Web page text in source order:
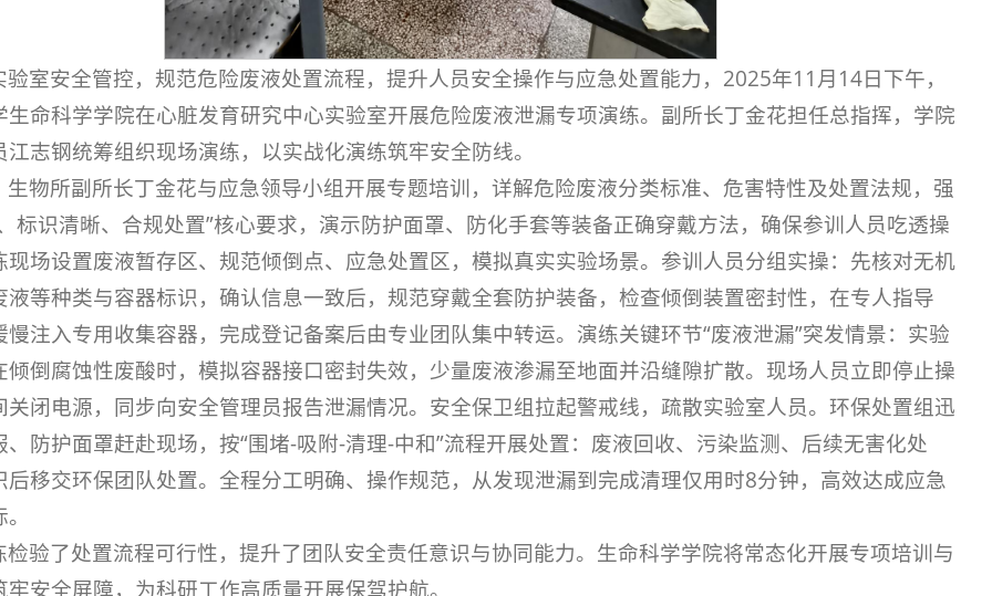
验室安全管控，规范危险废液处置流程，提升人员安全操作与应急处置能力，2025年11月14日下午，
生命科学学院在心脏发育研究中心实验室开展危险废液泄漏专项演练。副所长丁金花担任总指挥，学院
志钢统筹组织现场演练，以实战化演练筑牢安全防线。
生物所副所长丁金花与应急领导小组开展专题培训，详解危险废液分类标准、危害特性及处置法规，强
标识清晰、合规处置”核心要求，演示防护面罩、防化手套等装备正确穿戴方法，确保参训人员吃透操
现场设置废液暂存区、规范倾倒点、应急处置区，模拟真实实验场景。参训人员分组实操：先核对无机
液等种类与容器标识，确认信息一致后，规范穿戴全套防护装备，检查倾倒装置密封性，在专人指导
注入专用收集容器，完成登记备案后由专业团队集中转运。 演练关键环节“废液泄漏”突发情景：实验
倾倒腐蚀性废酸时，模拟容器接口密封失效，少量废液渗漏至地面并沿缝隙扩散。现场人员立即停止操
关闭电源，同步向安全管理员报告泄漏情况。安全保卫组拉起警戒线，疏散实验室人员。环保处置组迅
、防护面罩赶赴现场，按“围堵-吸附-清理-中和”流程开展处置：废液回收、污染监测、后续无害化处
后移交环保团队处置。全程分工明确、操作规范，从发现泄漏到完成清理仅用时8分钟，高效达成应急
检验了处置流程可行性，提升了团队安全责任意识与协同能力。生命科学学院将常态化开展专项培训与
安全屏障，为科研工作高质量开展保驾护航。